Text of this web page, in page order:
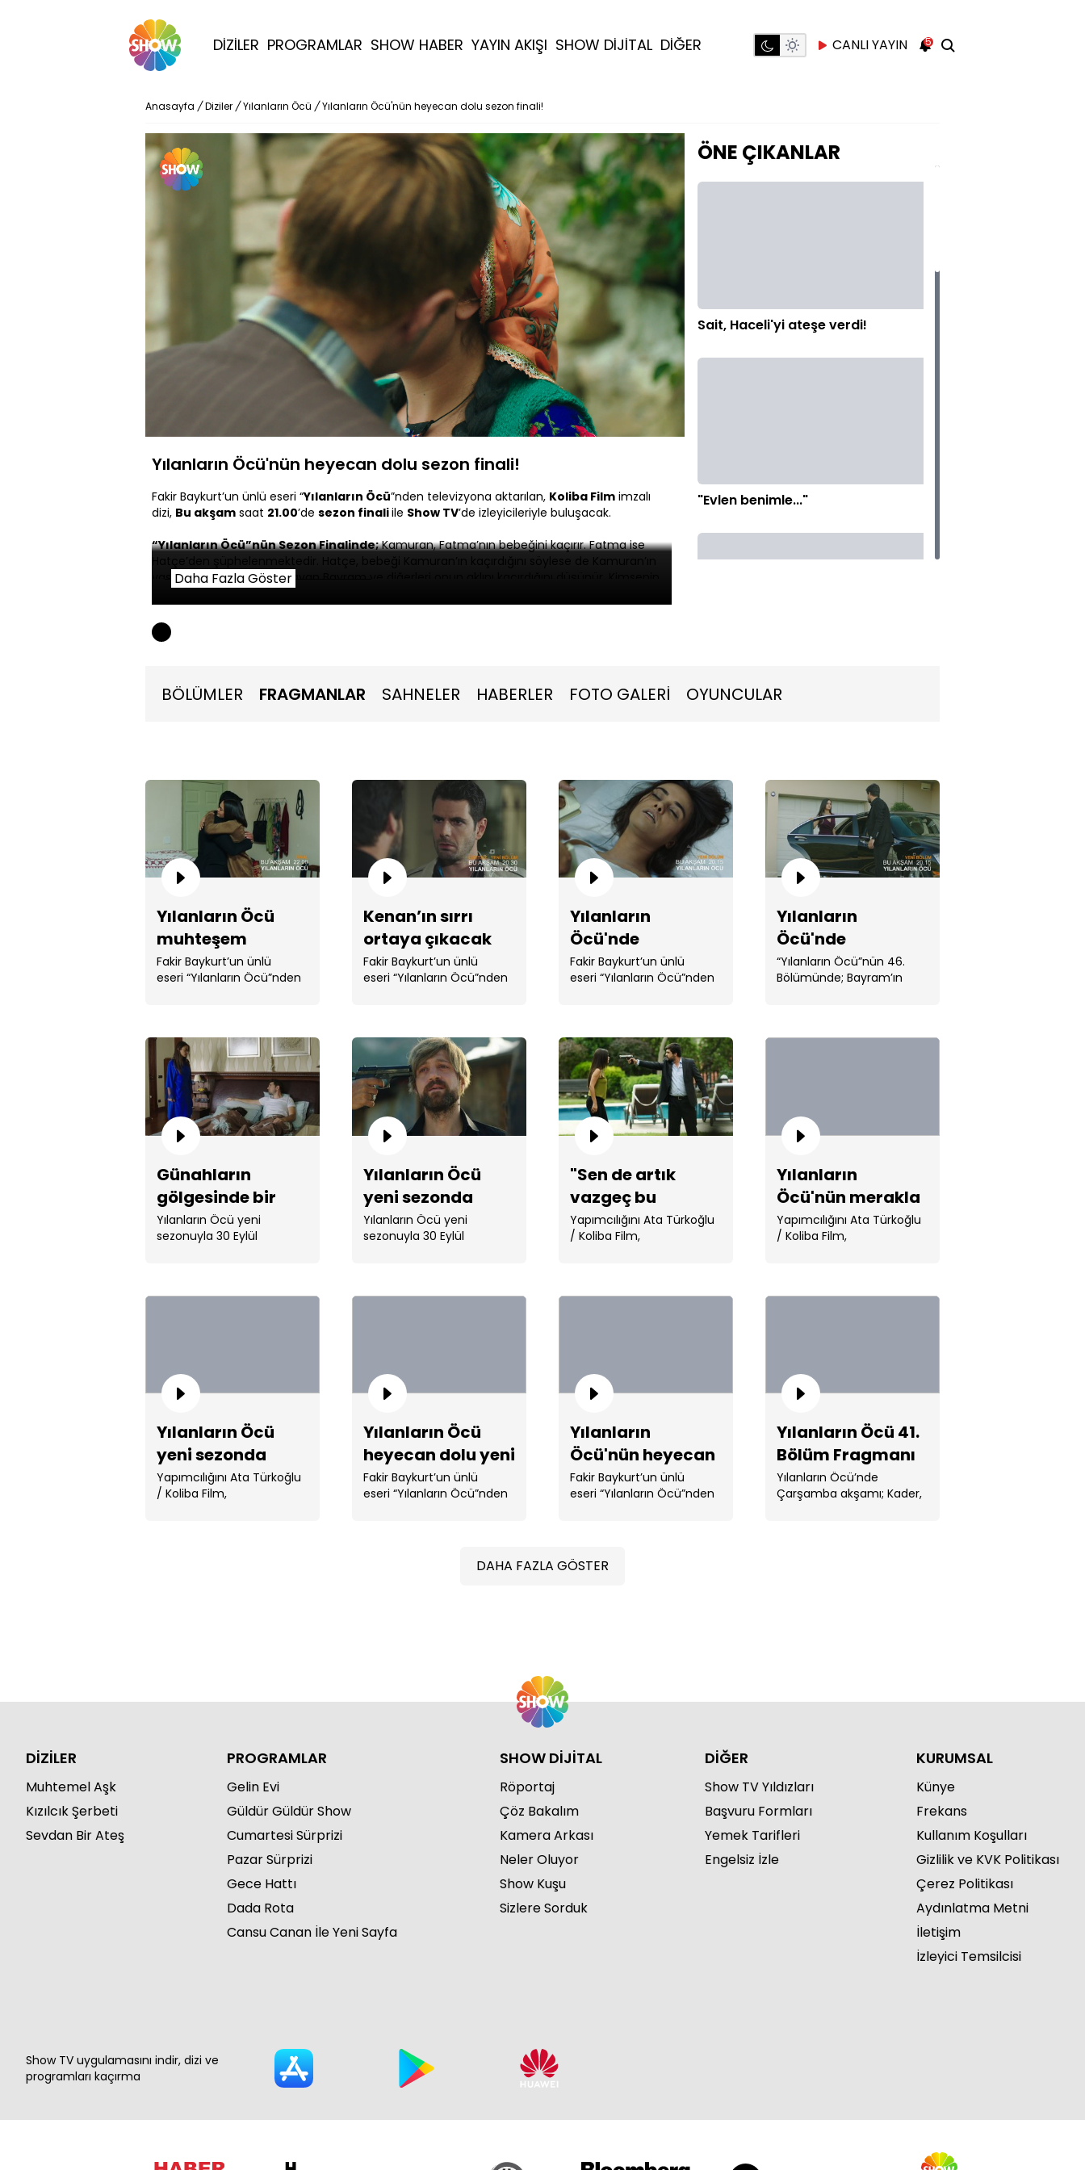
DİZİLER PROGRAMLAR SHOW HABER YAYIN AKIŞI SHOW DİJİTAL DİĞER CANLI YAYIN 5
Anasayfa / Diziler / Yılanların Öcü / Yılanların Öcü'nün heyecan dolu sezon finali!
1080P
Yüklendi
Hızı
Yılanların Öcü'nün heyecan dolu sezon finali!
Fakir Baykurt’un ünlü eseri “Yılanların Öcü”nden televizyona aktarılan, Koliba Film imzalı
dizi, Bu akşam saat 21.00’de sezon finaliile Show TV’de izleyicileriyle buluşacak.
“Yılanların Öcü”nün Sezon Finalinde;Kamuran, Fatma’nın bebeğini kaçırır. Fatma ise
Hatçe’den şüphelenmektedir. Hatçe, bebeği Kamuran’ın kaçırdığını söylese de Kamuran’ın
yaşadığından haberi olmayan Bayram ve diğerleri onun aklını kaçırdığını düşünür. Kimsenin
inanmadığı Hatçe çaresiz kalmıştır. Şerife, bebeği kaçıranın Kamuran olduğunu anlar ve
bebeği kurtarmak için Kamuran’ın karşısına çıkar. Gizlice peşine düşen Sırrı için, Kamuran ile
karşılaşmak sonun başlangıcı olacaktır… Kamuran, Fatma’yı çağırıp bebeğinin yaşaması için
ona imkansız bir teklifte bulunur. Fatma’nın, evladının hayatı ile Bayram’ın hayatı arasında bir
Daha Fazla Göster
ÖNE ÇIKANLAR
Sait, Haceli'yi ateşe verdi!
"Evlen benimle..."
Kuş kadar yüreğim kaldı içimde,
onu da sen heder etme...
Haceli'den Bilal'e tarihi racon!
Kenan ve Fatma, Kara Bayram ile
karşı karşıya!
BÖLÜMLER FRAGMANLAR SAHNELER HABERLER FOTO GALERİ OYUNCULAR
Yılanların Öcü
muhteşem
finaliyle Show
TV'de! Fragman
Fakir Baykurt’un ünlü
eseri “Yılanların Öcü”nden
Kenan’ın sırrı
ortaya çıkacak
mı?
Fakir Baykurt’un ünlü
eseri “Yılanların Öcü”nden
Yılanların
Öcü'nde
Fatma'ya ne
oldu?
Fakir Baykurt’un ünlü
eseri “Yılanların Öcü”nden
Yılanların
Öcü'nde
sürprizler
bitmiyor!
“Yılanların Öcü”nün 46.
Bölümünde; Bayram’ın
Günahların
gölgesinde bir
yaşam!
Yılanların Öcü yeni
sezonuyla 30 Eylül
Yılanların Öcü
yeni sezonda
ekranlara
damgasını
Yılanların Öcü yeni
sezonuyla 30 Eylül
"Sen de artık
vazgeç bu
sevdadan, unut
beni..."
Yapımcılığını Ata Türkoğlu
/ Koliba Film,
Yılanların
Öcü'nün merakla
beklenen yeni
sezon tanıtımı
Yapımcılığını Ata Türkoğlu
/ Koliba Film,
Yılanların Öcü
yeni sezonda
sürprizlerle dolu
Yapımcılığını Ata Türkoğlu
/ Koliba Film,
Yılanların Öcü
heyecan dolu yeni
bölümüyle Show
TV'de
Fakir Baykurt’un ünlü
eseri “Yılanların Öcü”nden
Yılanların
Öcü'nün heyecan
dolu sezon finali!
Fakir Baykurt’un ünlü
eseri “Yılanların Öcü”nden
Yılanların Öcü 41.
Bölüm Fragmanı
Yılanların Öcü’nde
Çarşamba akşamı; Kader,
DAHA FAZLA GÖSTER
DİZİLER
Muhtemel Aşk
Kızılcık Şerbeti
Sevdan Bir Ateş
PROGRAMLAR
Gelin Evi
Güldür Güldür Show
Cumartesi Sürprizi
Pazar Sürprizi
Gece Hattı
Dada Rota
Cansu Canan İle Yeni Sayfa
SHOW DİJİTAL
Röportaj
Çöz Bakalım
Kamera Arkası
Neler Oluyor
Show Kuşu
Sizlere Sorduk
DİĞER
Show TV Yıldızları
Başvuru Formları
Yemek Tarifleri
Engelsiz İzle
KURUMSAL
Künye
Frekans
Kullanım Koşulları
Gizlilik ve KVK Politikası
Çerez Politikası
Aydınlatma Metni
İletişim
İzleyici Temsilcisi
Show TV uygulamasını indir, dizi ve
programları kaçırma